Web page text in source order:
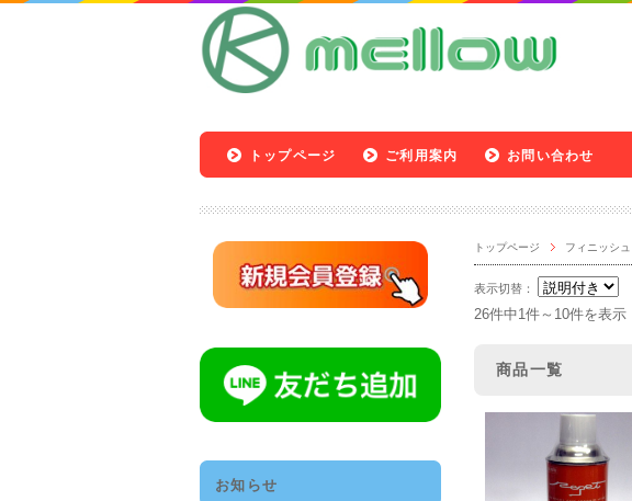
トップページ ご利用案内 お問い合わせ
トップページ フィニッシュ
表示切替：
26件中1件～10件を表示
商品一覧
お知らせ